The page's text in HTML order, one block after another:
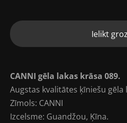
Ielikt
CANNI gēla lakas krāsa 089.
Augstas kvalitātes ķīniešu gēla
Zīmols: CANNI
Izcelsme: Guandžou, Ķīna.